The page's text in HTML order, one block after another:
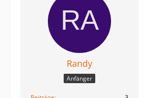
Randy
Anfänger